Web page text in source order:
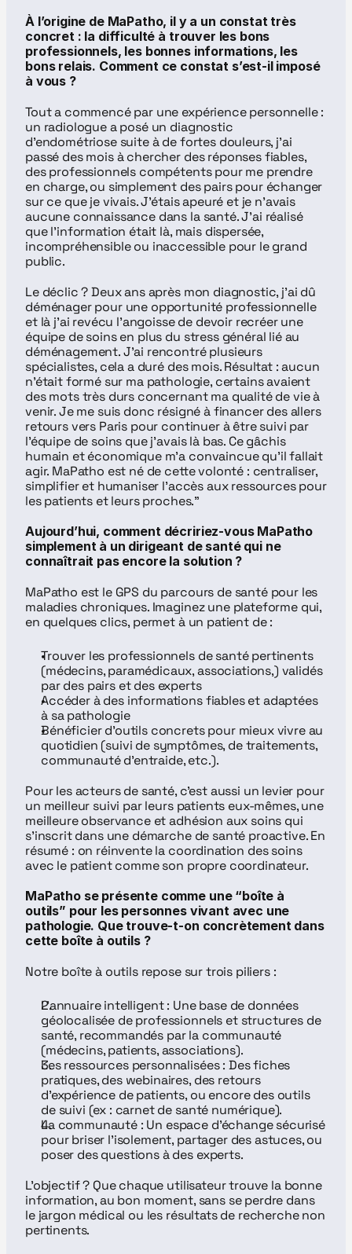
À l’origine de MaPatho, il y a un constat très
concret : la difficulté à trouver les bons
professionnels, les bonnes informations, les
bons relais. Comment ce constat s’est-il imposé
à vous ?
Tout a commencé par une expérience personnelle :
un radiologue a posé un diagnostic
d’endométriose suite à de fortes douleurs, j’ai
passé des mois à chercher des réponses fiables,
des professionnels compétents pour me prendre
en charge, ou simplement des pairs pour échanger
sur ce que je vivais. J’étais apeuré et je n’avais
aucune connaissance dans la santé. J’ai réalisé
que l’information était là, mais dispersée,
incompréhensible ou inaccessible pour le grand
public.
Le déclic ? Deux ans après mon diagnostic, j’ai dû
déménager pour une opportunité professionnelle
et là j’ai revécu l’angoisse de devoir recréer une
équipe de soins en plus du stress général lié au
déménagement. J’ai rencontré plusieurs
spécialistes, cela a duré des mois. Résultat : aucun
n’était formé sur ma pathologie, certains avaient
des mots très durs concernant ma qualité de vie à
venir. Je me suis donc résigné à financer des allers
retours vers Paris pour continuer à être suivi par
l’équipe de soins que j’avais là bas. Ce gâchis
humain et économique m’a convaincue qu’il fallait
agir. MaPatho est né de cette volonté : centraliser,
simplifier et humaniser l’accès aux ressources pour
les patients et leurs proches."
Aujourd’hui, comment décririez-vous MaPatho
simplement à un dirigeant de santé qui ne
connaîtrait pas encore la solution ?
MaPatho est le GPS du parcours de santé pour les
maladies chroniques. Imaginez une plateforme qui,
en quelques clics, permet à un patient de :
Trouver les professionnels de santé pertinents
(médecins, paramédicaux, associations,) validés
par des pairs et des experts
Accéder à des informations fiables et adaptées
à sa pathologie
Bénéficier d’outils concrets pour mieux vivre au
quotidien (suivi de symptômes, de traitements,
communauté d’entraide, etc.).
Pour les acteurs de santé, c’est aussi un levier pour
un meilleur suivi par leurs patients eux-mêmes, une
meilleure observance et adhésion aux soins qui
s’inscrit dans une démarche de santé proactive. En
résumé : on réinvente la coordination des soins
avec le patient comme son propre coordinateur.
MaPatho se présente comme une “boîte à
outils” pour les personnes vivant avec une
pathologie. Que trouve-t-on concrètement dans
cette boîte à outils ?
Notre boîte à outils repose sur trois piliers :
L’annuaire intelligent : Une base de données
géolocalisée de professionnels et structures de
santé, recommandés par la communauté
(médecins, patients, associations).
Les ressources personnalisées : Des fiches
pratiques, des webinaires, des retours
d’expérience de patients, ou encore des outils
de suivi (ex : carnet de santé numérique).
La communauté : Un espace d’échange sécurisé
pour briser l’isolement, partager des astuces, ou
poser des questions à des experts.
L’objectif ? Que chaque utilisateur trouve la bonne
information, au bon moment, sans se perdre dans
le jargon médical ou les résultats de recherche non
pertinents.